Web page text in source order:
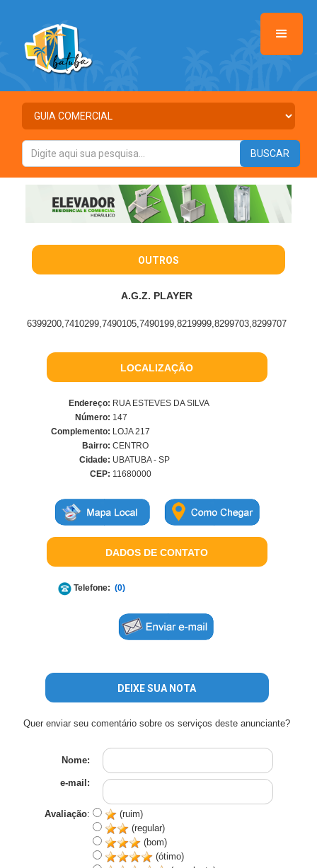
OUTROS
A.G.Z. PLAYER
6399200,7410299,7490105,7490199,8219999,8299703,8299707
LOCALIZAÇÃO
Endereço: RUA ESTEVES DA SILVA
Número: 147
Complemento: LOJA 217
Bairro: CENTRO
Cidade: UBATUBA - SP
CEP: 11680000
DADOS DE CONTATO
Telefone: (0)
DEIXE SUA NOTA
Quer enviar seu comentário sobre os serviços deste anunciante?
Nome:
e-mail:
Avaliação:
(ruim)
(regular)
(bom)
(ótimo)